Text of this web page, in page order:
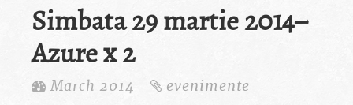
Simbata 29 martie 2014–
Azure x 2
March 2014 evenimente